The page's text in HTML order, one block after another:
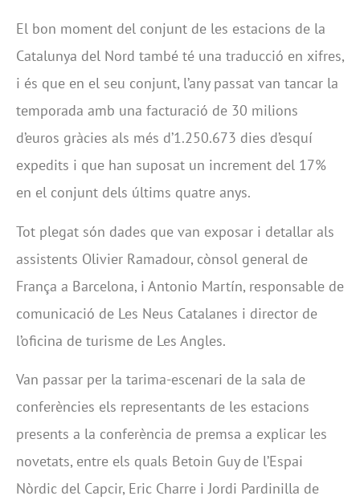
El bon moment del conjunt de les estacions de la
Catalunya del Nord també té una traducció en xifres,
i és que en el seu conjunt, l’any passat van tancar la
temporada amb una facturació de 30 milions
d’euros gràcies als més d’1.250.673 dies d’esquí
expedits i que han suposat un increment del 17%
en el conjunt dels últims quatre anys.
Tot plegat són dades que van exposar i detallar als
assistents Olivier Ramadour, cònsol general de
França a Barcelona, i Antonio Martín, responsable de
comunicació de Les Neus Catalanes i director de
l’oficina de turisme de Les Angles.
Van passar per la tarima-escenari de la sala de
conferències els representants de les estacions
presents a la conferència de premsa a explicar les
novetats, entre els quals Betoin Guy de l’Espai
Nòrdic del Capcir, Eric Charre i Jordi Pardinilla de